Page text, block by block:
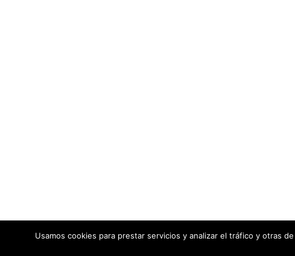
Usamos cookies para prestar servicios y analizar el tráfico y otras